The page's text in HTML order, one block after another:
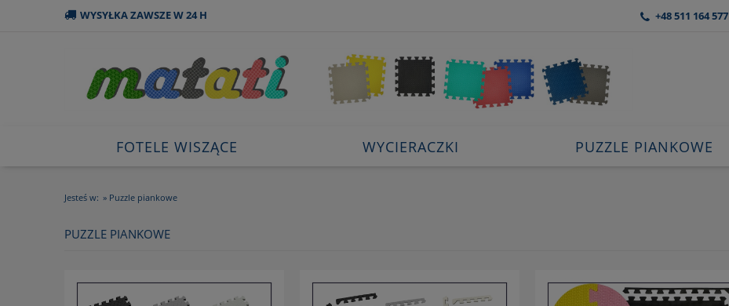
+48 511 164 577
WYSYŁKA ZAWSZE W 24 H
FOTELE WISZĄCE WYCIERACZKI PUZZLE PIANKOWE
Jesteś w: » Puzzle piankowe
PUZZLE PIANKOWE